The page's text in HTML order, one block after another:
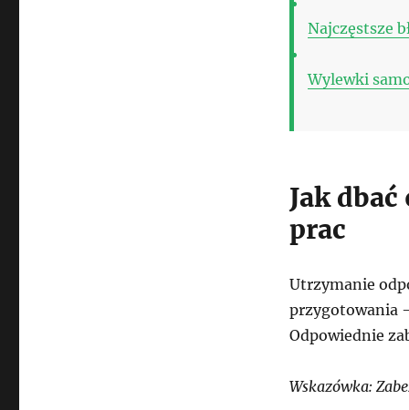
Najczęstsze
Wylewki
Jak
prac
Utrzymanie
przygotowania
Odpowiednie
Wskazówka: